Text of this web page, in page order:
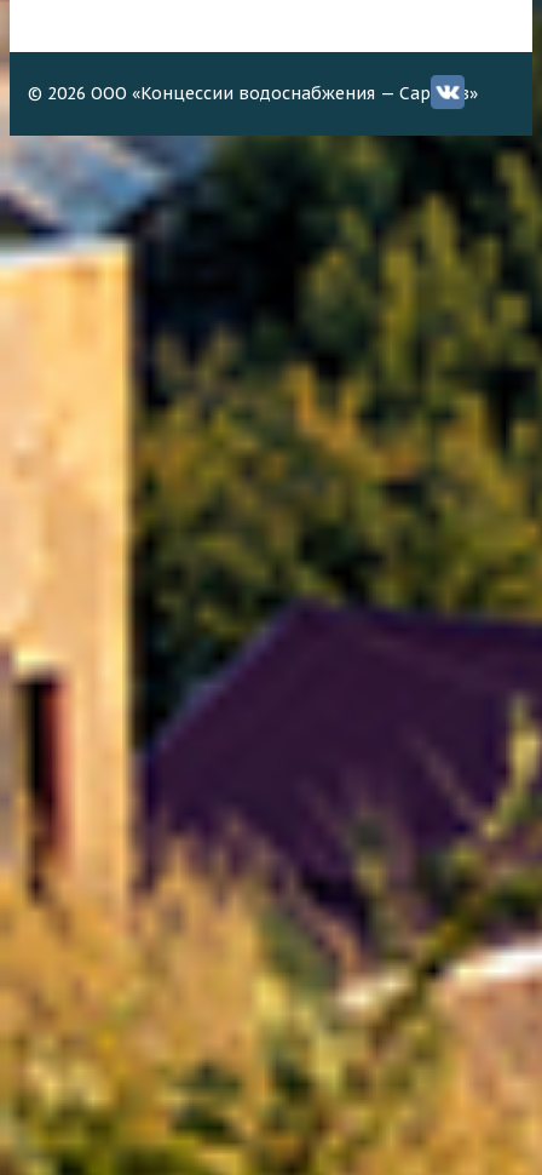
© 2026 ООО «Концессии водоснабжения — Саратов»